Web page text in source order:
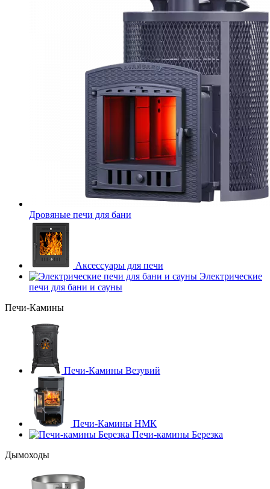
Дровяные печи для бани
Аксессуары для печи
Электрические
печи для бани и сауны
Печи-Камины
Печи-Камины Везувий
Печи-Камины НМК
Печи-камины Березка
Дымоходы